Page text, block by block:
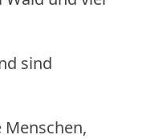
sind